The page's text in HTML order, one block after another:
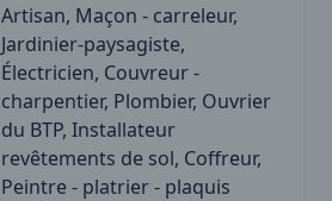
Artisan, Maçon - carreleur,
Jardinier-paysagiste,
Électricien, Couvreur -
charpentier, Plombier, Ouvrier
du BTP, Installateur
revêtements de sol, Coffreur,
Peintre - platrier - plaquis